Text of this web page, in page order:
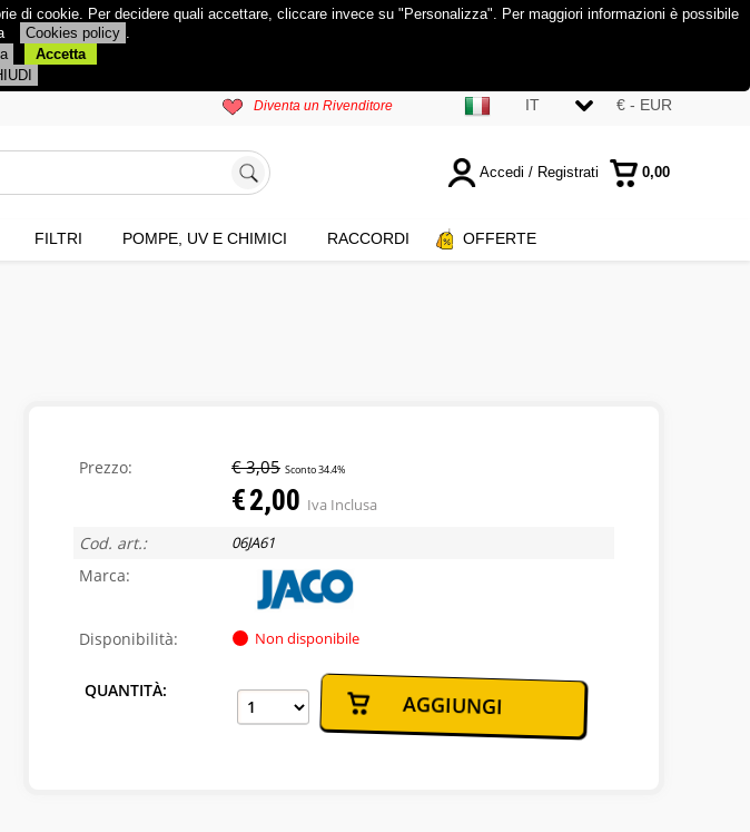
di cookie. Per decidere quali accettare, cliccare invece su "Personalizza". Per maggiori informazioni è possibile
Cookies policy .
Accetta
Diventa un Rivenditore € - EUR
IT
Accedi / Registrati 0,00
FILTRI POMPE, UV E CHIMICI RACCORDI OFFERTE
Prezzo: € 3,05 Sconto 34.4%
€2,00 Iva Inclusa
Cod. art.: 06JA61
Marca:
Disponibilità: Non disponibile
QUANTITÀ: